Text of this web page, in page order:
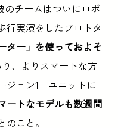
のチームはついにロボ
行実演をしたプロトタ
ター」を使っておよそ
、よりスマートな方
ジョン1」ユニットに
ートなモデルも数週間
のこと。